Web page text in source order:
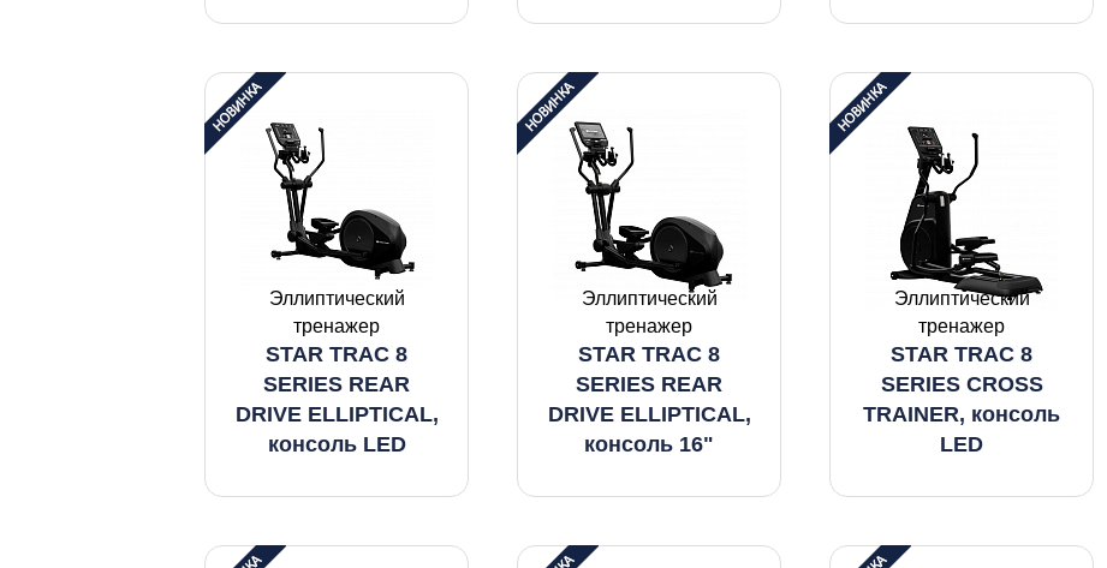
Эллиптический
тренажер
STAR TRAC 8
SERIES REAR
DRIVE ELLIPTICAL,
консоль LED
Эллиптический
тренажер
STAR TRAC 8
SERIES REAR
DRIVE ELLIPTICAL,
консоль 16"
Эллиптический
тренажер
STAR TRAC 8
SERIES CROSS
TRAINER, консоль
LED